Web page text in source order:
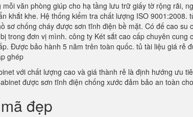
văn phòng giúp cho hạ tầng lưu trữ giấy tờ rộng rãi,
khắt khe. Hệ thống kiểm tra chất lượng ISO 9001:2008.
chống cháy được sơn tĩnh điện bề mặt. Có đế cao su
đơn vị mình. công ty Két sắt cao cấp chuyên cung
Được bảo hành 5 năm trên toàn quốc. tủ tài liệu giá rẻ
ghép
với chất lượng cao và giá thành rẻ là định hướng ưu
được sơn tĩnh điện chống xước đảm bảo an toàn
đẹp